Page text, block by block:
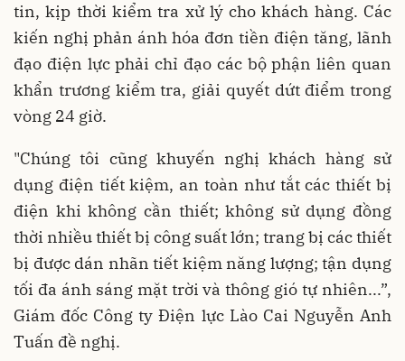
tin, kịp thời kiểm tra xử lý cho khách hàng. Các
kiến nghị phản ánh hóa đơn tiền điện tăng, lãnh
đạo điện lực phải chỉ đạo các bộ phận liên quan
khẩn trương kiểm tra, giải quyết dứt điểm trong
vòng 24 giờ.
"Chúng tôi cũng khuyến nghị khách hàng sử
dụng điện tiết kiệm, an toàn như tắt các thiết bị
điện khi không cần thiết; không sử dụng đồng
thời nhiều thiết bị công suất lớn; trang bị các thiết
bị được dán nhãn tiết kiệm năng lượng; tận dụng
tối đa ánh sáng mặt trời và thông gió tự nhiên...”,
Giám đốc Công ty Điện lực Lào Cai Nguyễn Anh
Tuấn đề nghị.